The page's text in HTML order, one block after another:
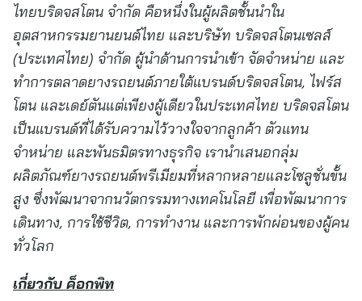
ไทยบริดจสโตน จำกัด คือหนึ่งในผู้ผลิตชั้นนำใน
อุตสาหกรรมยานยนต์ไทย และบริษัท บริดจสโตนเซลส์
(ประเทศไทย) จำกัด ผู้นำด้านการนำเข้า จัดจำหน่าย และ
ทำการตลาดยางรถยนต์ภายใต้แบรนด์บริดจสโตน, ไฟร์ส
โตน และเดย์ตันแต่เพียงผู้เดียวในประเทศไทย บริดจสโตน
เป็นแบรนด์ที่ได้รับความไว้วางใจจากลูกค้า ตัวแทน
จำหน่าย และพันธมิตรทางธุรกิจ เรานำเสนอกลุ่ม
ผลิตภัณฑ์ยางรถยนต์พรีเมียมที่หลากหลายและโซลูชั่นขั้น
สูง ซึ่งพัฒนาจากนวัตกรรมทางเทคโนโลยี เพื่อพัฒนาการ
เดินทาง, การใช้ชีวิต, การทำงาน และการพักผ่อนของผู้คน
ทั่วโลก
เกี่ยวกับ ค็อกพิท